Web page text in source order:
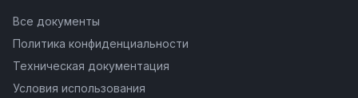
Все документы
Политика конфиденциальности
Техническая документация
Условия использования